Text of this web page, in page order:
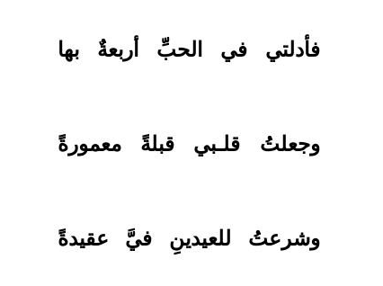
فأدلتي في الحبِّ أربعةٌ بها
وجعلتُ قلـبي قبلةً معمورةً
وشرعتُ للعيدينِ فيَّ عقيدةً